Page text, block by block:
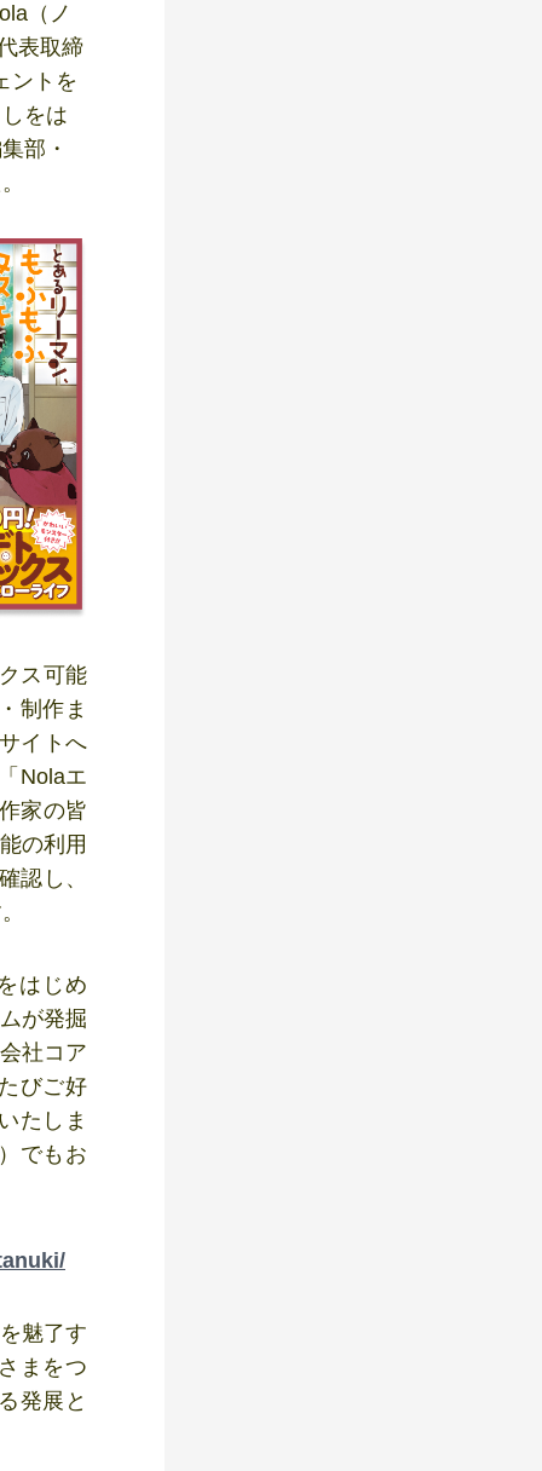
（ノ
表取締
ントを
をは
部・
ス可能
制作ま
イトへ
Nolaエ
家の皆
の利用
認し、
はじめ
が発掘
社コア
びご好
たしま
でもお
魅了す
まをつ
発展と